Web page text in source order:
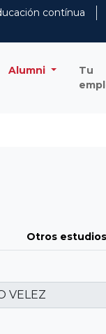
contínua
Alumni
Tu
Otros estudios